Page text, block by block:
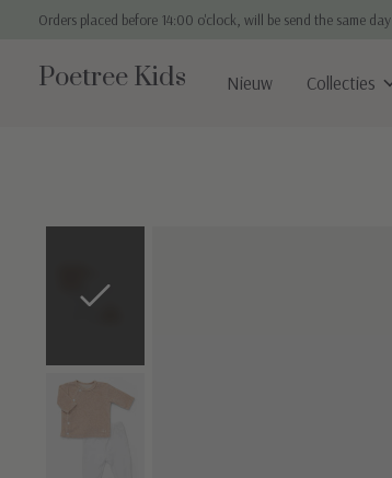
Orders placed before 14:00 o'clock, will be send the same day
Poetree Kids Nieuw Collecties